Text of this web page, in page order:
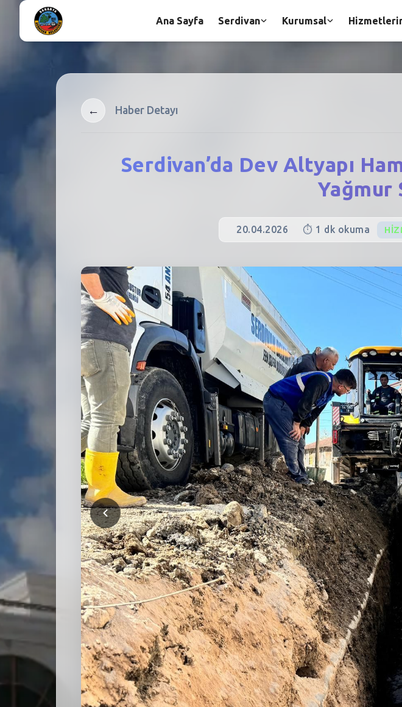
← Haber Detayı
Serdivan’da Dev Altyapı
Yağmur
20.04.2026 ⏱️ 1 dk okuma
Ana Sayfa Serdivan Kurumsal